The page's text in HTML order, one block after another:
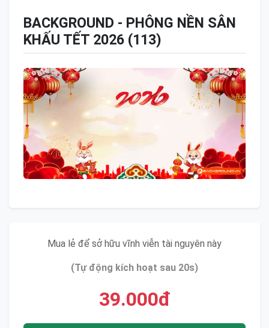
BACKGROUND - PHÔNG NỀN SÂN
KHẤU TẾT 2026 (113)
Mua lẻ để sở hữu vĩnh viễn tài nguyên này
(Tự động kích hoạt sau 20s)
39.000đ